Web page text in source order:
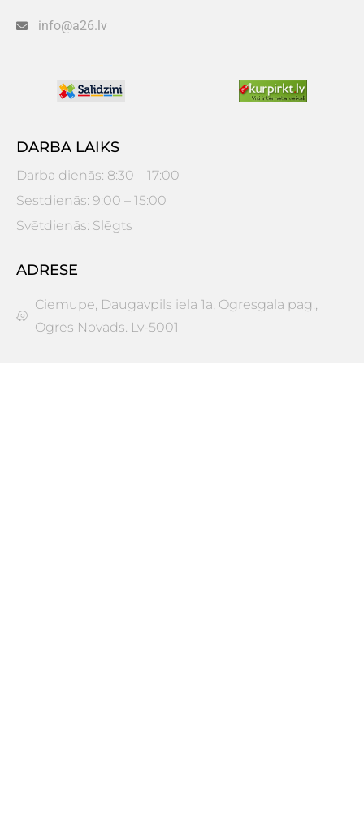
info@a26.lv
DARBA LAIKS
Darba dienās: 8:30 – 17:00
Sestdienās: 9:00 – 15:00
Svētdienās: Slēgts
ADRESE
Ciemupe, Daugavpils iela 1a, Ogresgala pag.,
Ogres Novads. Lv-5001